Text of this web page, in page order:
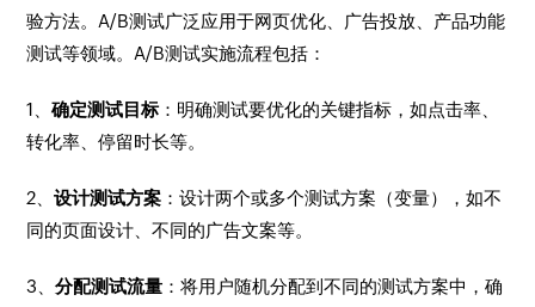
验方法。A/B测试广泛应用于网页优化、广告投放、产品功能
测试等领域。A/B测试实施流程包括：
1、确定测试目标：明确测试要优化的关键指标，如点击率、
转化率、停留时长等。
2、设计测试方案 ：设计两个或多个测试方案（变量），如不
同的页面设计、不同的广告文案等。
3、分配测试流量 ：将用户随机分配到不同的测试方案中，确